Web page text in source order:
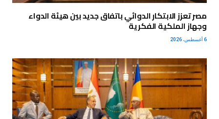
مصر تعزز الابتكار الدوائي باتفاق جديد بين هيئة الدواء
وجهاز الملكية الفكرية
6 أغسطس، 2026